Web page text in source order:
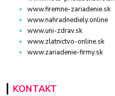
www.firemne-zariadenie.sk
www.nahradnediely.online
www.uni-zdrav.sk
www.zlatnictvo-online.sk
www.zariadenie-firmy.sk
KONTAKT